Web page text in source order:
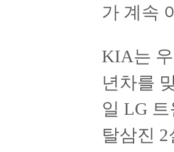
가 계속
KIA는
년차를
일 LG
탈삼진